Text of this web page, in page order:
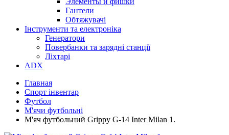
Гантели
Обтяжувачі
Інструменти та електроніка
Генератори
Повербанки та зарядні станції
Ліхтарі
ADX
Главная
Спорт інвентар
Футбол
М'ячи футбольнi
М'яч футбольний Grippy G-14 Inter Milan 1.